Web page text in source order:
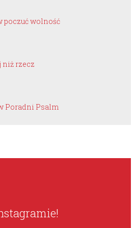
poczuć wolność
niż rzecz
Poradni Psalm